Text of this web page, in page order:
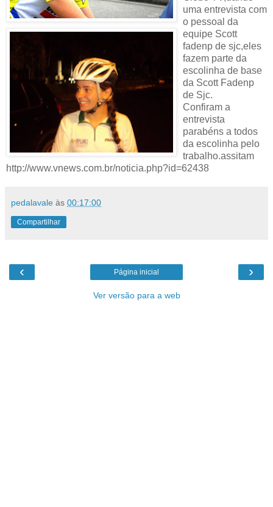
uma entrevista com
o pessoal da
equipe Scott
fadenp de sjc,eles
fazem parte da
escolinha de base
da Scott Fadenp
de Sjc.
Confiram a
entrevista
parabéns a todos
da escolinha pelo
trabalho.assitam
http://www.vnews.com.br/noticia.php?id=62438
pedalavale às 00:17:00
Compartilhar
‹ ›
Página inicial
Ver versão para a web